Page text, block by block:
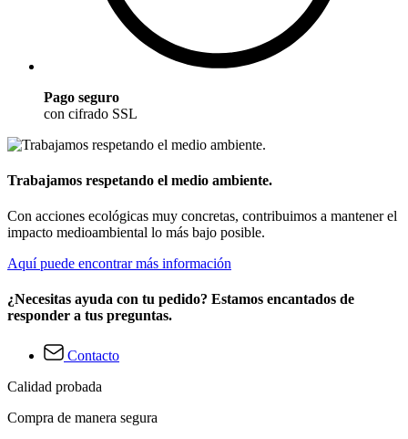
Pago seguro
con cifrado SSL
Trabajamos respetando el medio ambiente.
Con acciones ecológicas muy concretas, contribuimos a mantener el
impacto medioambiental lo más bajo posible.
Aquí puede encontrar más información
¿Necesitas ayuda con tu pedido? Estamos encantados de
responder a tus preguntas.
Contacto
Calidad probada
Compra de manera segura